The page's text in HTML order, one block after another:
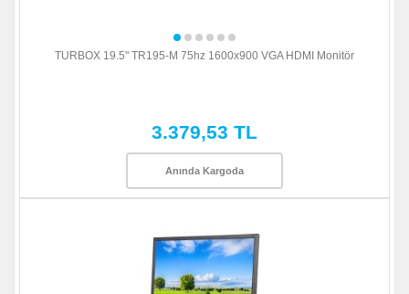
TURBOX 19.5" TR195-M 75hz 1600x900 VGA HDMI Monitör
3.379,53 TL
Anında Kargoda